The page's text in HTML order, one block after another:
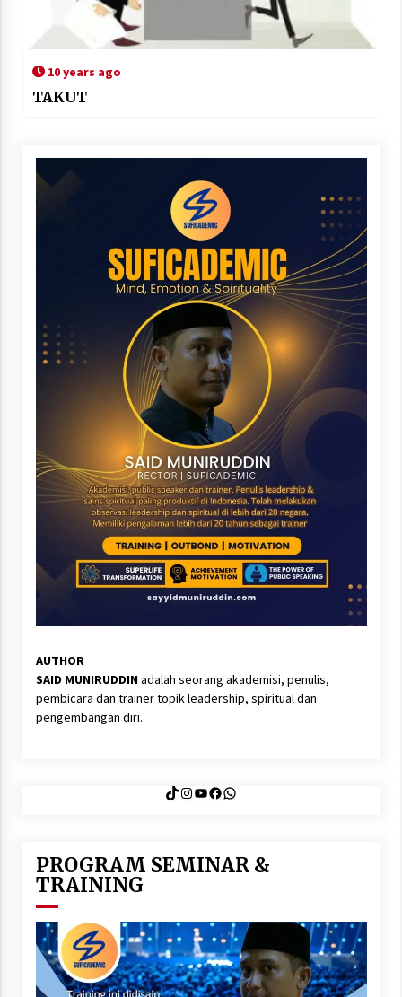
10 years ago
TAKUT
AUTHOR
SAID MUNIRUDDINadalah seorang akademisi, penulis,
pembicara dan trainer topik leadership, spiritual dan
pengembangan diri.
TikTok
Instagram
YouTube
Facebook
WhatsApp
PROGRAM SEMINAR &
TRAINING